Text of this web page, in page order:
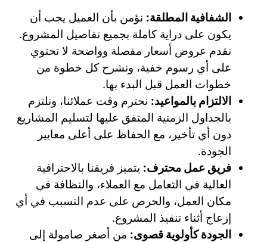
الشفافية المطلقة: نؤمن بأن العميل يجب أن
يكون على دراية كاملة بجميع تفاصيل المشروع.
نقدم عروض أسعار مفصلة وواضحة لا تحتوي
على أي رسوم خفية، ونشرح كل خطوة من
خطوات العمل قبل البدء بها.
الالتزام بالمواعيد: نحترم وقت عملائنا، ونلتزم
بالجداول الزمنية المتفق عليها لتسليم المشاريع
دون أي تأخير، مع الحفاظ على أعلى معايير
الجودة.
فريق عمل محترف: يتميز فريقنا بالاحترافية
العالية في التعامل مع العملاء، والنظافة في
مكان العمل، والحرص على عدم التسبب في أي
إزعاج أثناء تنفيذ المشروع.
الجودة كأولوية قصوى: من أصغر صامولة إلى